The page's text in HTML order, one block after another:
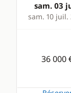
sam. 03
sam. 10 juil.
36 000